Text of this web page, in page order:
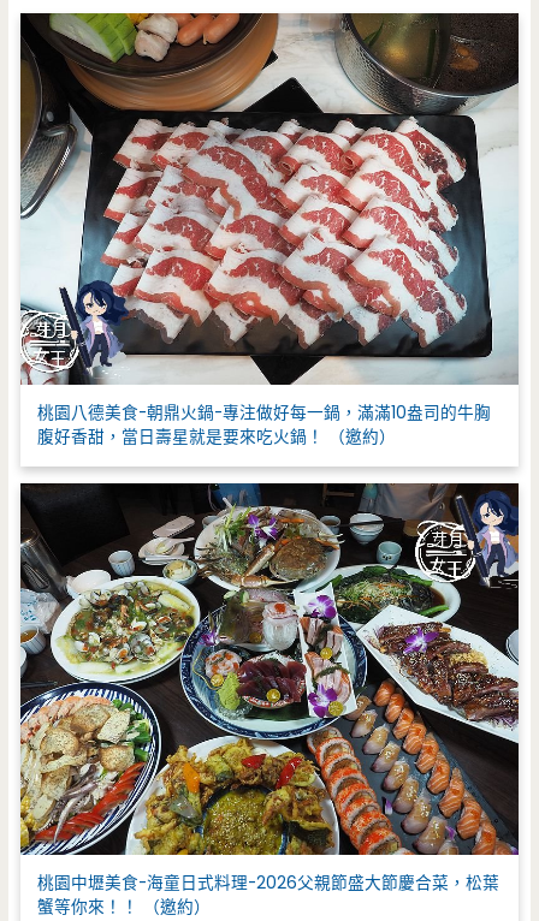
（已
結
束
營
業）
:
桃園八德美食-朝鼎火鍋-專注做好每一鍋，滿滿10盎司的牛胸
腹好香甜，當日壽星就是要來吃火鍋！ （邀約）
桃園中壢美食-海童日式料理-2026父親節盛大節慶合菜，松葉
蟹等你來！！ （邀約）